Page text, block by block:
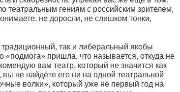
театральным гениям с российским зрителем,
не доросли, не слишком тонки,
так и либеральный якобы
пришла, что называется, откуда не
вам театр, который не значится как
не найдёте его ни на одной театральной
волки», который уже не первый год на